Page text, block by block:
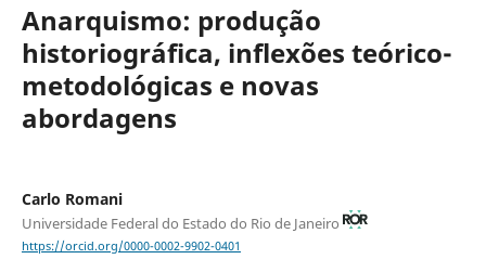
Anarquismo: produção
historiográfica, inflexões teórico-
metodológicas e novas
abordagens
Carlo Romani
Universidade Federal do Estado do Rio de Janeiro
https://orcid.org/0000-0002-9902-0401